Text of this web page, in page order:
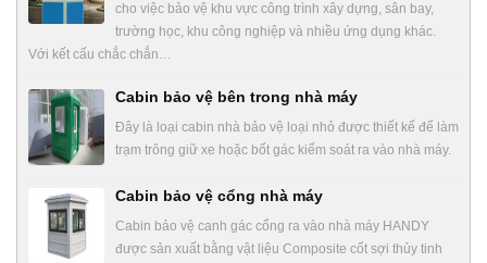
cho việc bảo vệ khu vực công trình xây dựng, sân bay,
trường học, khu công nghiệp và nhiều ứng dụng khác.
Với kết cấu chắc chắn…
Cabin bảo vệ bên trong nhà máy
Đây là loại cabin nhà bảo vệ loại nhỏ được thiết kế để làm
trạm trông giữ xe hoặc bốt gác kiểm soát ra vào nhà máy.
Cabin bảo vệ cổng nhà máy
Cabin bảo vệ canh gác cổng ra vào nhà máy HANDY
được sản xuất bằng vật liệu Composite cốt sợi thủy tinh